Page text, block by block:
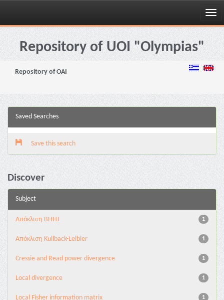
Skip
navigationRepository of UOI "Olympias"
Repository of OAI
Saved Searches
Save this search
Discover
Subject
1
Aπόκλιση BHHJ
1
Aπόκλιση Kullback-Leibler
1
Cressie and Read power divergence
1
Local divergence
1
Local Fisher information matrix